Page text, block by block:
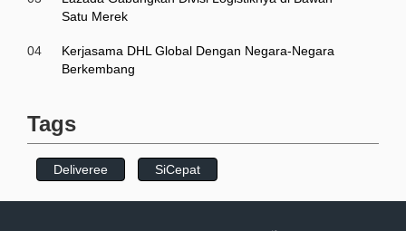
Satu Merek
04
Kerjasama DHL Global Dengan Negara-Negara
Berkembang
Tags
Deliveree SiCepat